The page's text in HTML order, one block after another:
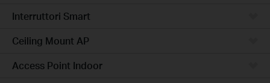
Interruttori Smart
Ceiling Mount AP
Access Point Indoor